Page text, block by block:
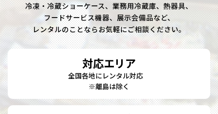
冷凍・冷蔵ショーケース、業務用冷蔵庫、熱器具、
フードサービス機器、展示会備品など、
レンタルのことならお気軽にご相談ください。
対応エリア
全国各地にレンタル対応
※離島は除く